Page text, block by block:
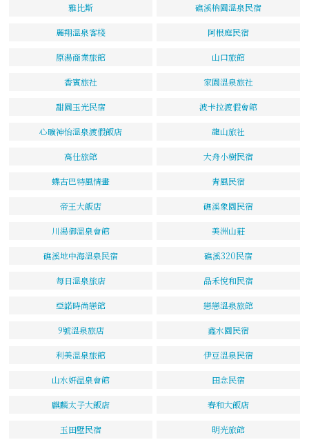
雅比斯 礁溪枘園溫泉民宿
麗翔溫泉客棧 阿根庭民宿
原湯商業旅館 山口旅館
香賓旅社 家園溫泉旅社
甜園玉光民宿 波卡拉渡假會館
心曠神怡溫泉渡假飯店 龍山旅社
高仕旅館 大舟小樹民宿
蝶古巴特風情畫 青風民宿
帝王大飯店 礁溪象園民宿
川湯御溫泉會館 美洲山莊
礁溪地中海溫泉民宿 礁溪320民宿
每日溫泉旅店 品禾悅和民宿
亞諾時尚戀館 戀戀溫泉旅館
9號溫泉旅店 鑫水園民宿
利美溫泉旅館 伊豆溫泉民宿
山水妍温泉會館 田念民宿
麒麟太子大飯店 春和大飯店
玉田墅民宿 明光旅館